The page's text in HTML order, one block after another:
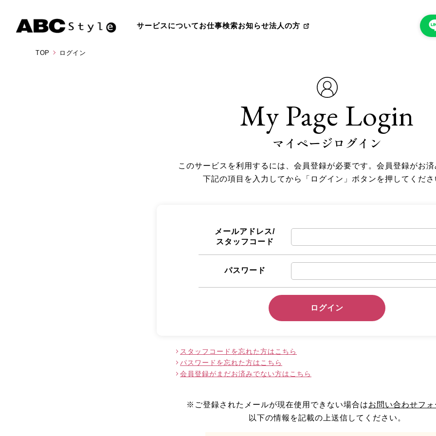
サービスについてお仕事検索お知らせ法人の方
TOP ログイン
My Page Login
マイページログイン
このサービスを利用するには、会員登録が必要です。会員登録がお済
下記の項目を入力してから「ログイン」ボタンを押してくださ
メールアドレス/
スタッフコード
パスワード
ログイン
スタッフコードを忘れた方はこちら
パスワードを忘れた方はこちら
会員登録がまだお済みでない方はこちら
※ご登録されたメールが現在使用できない場合はお問い合わせフォ
以下の情報を記載の上送信してください。